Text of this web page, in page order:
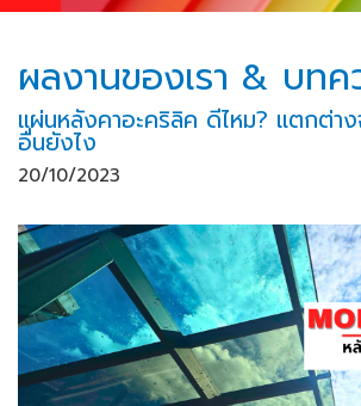
ผลงานของเรา & บทค
แผ่นหลังคาอะคริลิค ดีไหม? แตกต่า
อื่นยังไง
20/10/2023